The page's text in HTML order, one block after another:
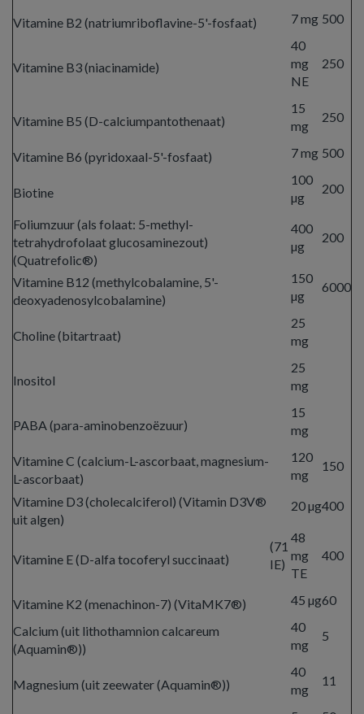
Vitamine B2 (natriumriboflavine-5'-fosfaat) 7 mg 500
Vitamine B3 (niacinamide)
40
mg
NE
250
Vitamine B5 (D-calciumpantothenaat)
15
mg
250
Vitamine B6 (pyridoxaal-5'-fosfaat) 7 mg 500
Biotine
100
µg
200
Foliumzuur (als folaat: 5-methyl-
tetrahydrofolaat glucosaminezout)
(Quatrefolic®)
400
µg
200
Vitamine B12 (methylcobalamine, 5'-
deoxyadenosylcobalamine)
150
µg
6000
Choline (bitartraat)
25
mg
Inositol
25
mg
PABA (para-aminobenzoëzuur)
15
mg
Vitamine C (calcium-L-ascorbaat, magnesium-
L-ascorbaat)
120
mg
150
Vitamine D3 (cholecalciferol) (Vitamin D3V®
uit algen)
20 µg400
Vitamine E (D-alfa tocoferyl succinaat)
(71
IE)
48
mg
TE
400
Vitamine K2 (menachinon-7) (VitaMK7®) 45 µg60
Calcium (uit lithothamnion calcareum
(Aquamin®))
40
mg
5
Magnesium (uit zeewater (Aquamin®))
40
mg
11